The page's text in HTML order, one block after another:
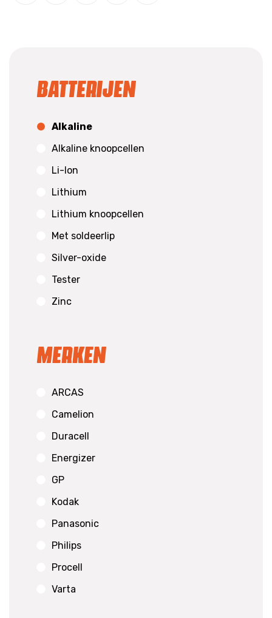
Batterijen
Alkaline
Alkaline knoopcellen
Li-Ion
Lithium
Lithium knoopcellen
Met soldeerlip
Silver-oxide
Tester
Zinc
Merken
ARCAS
Camelion
Duracell
Energizer
GP
Kodak
Panasonic
Philips
Procell
Varta